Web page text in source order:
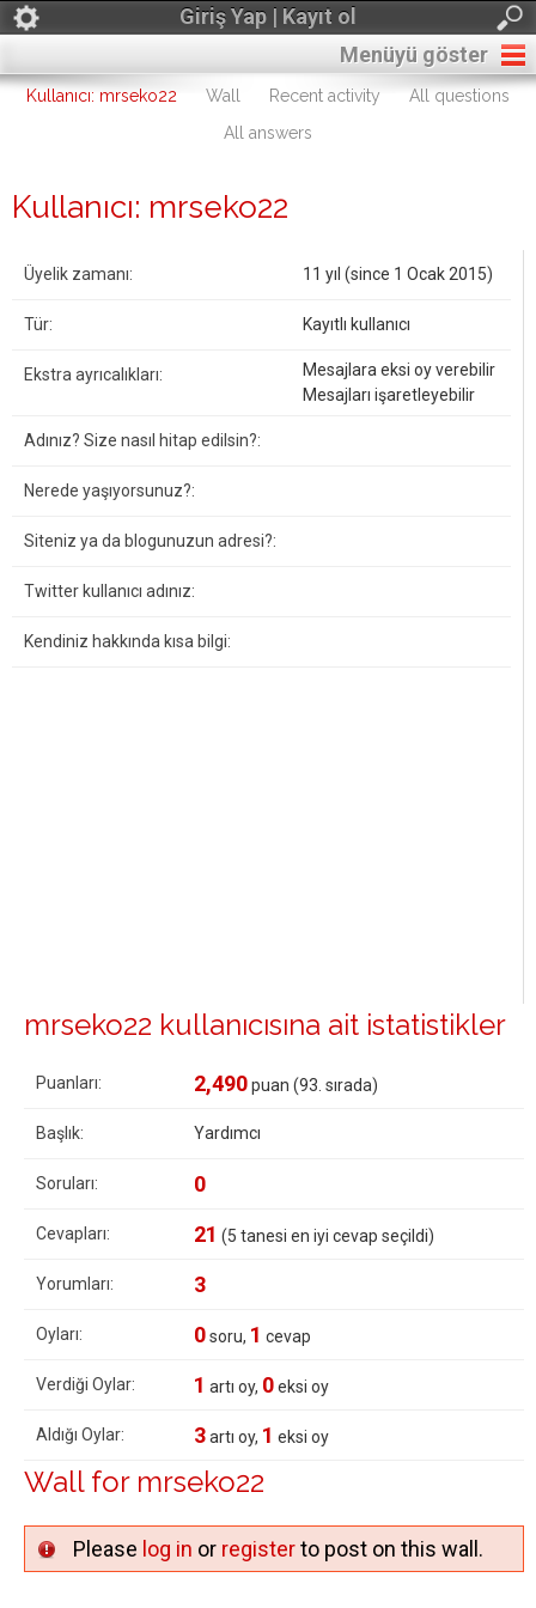
Giriş Yap | Kayıt ol
Menüyü göster
Kullanıcı: mrseko22 Wall Recent activity
All questions
All answers
Kullanıcı: mrseko22
Üyelik zamanı: 11 yıl (since 1 Ocak 2015)
Tür: Kayıtlı kullanıcı
Ekstra ayrıcalıkları:
Mesajlara eksi oy verebilir
Mesajları işaretleyebilir
Adınız? Size nasıl hitap edilsin?:
Nerede yaşıyorsunuz?:
Siteniz ya da blogunuzun adresi?:
Twitter kullanıcı adınız:
Kendiniz hakkında kısa bilgi:
mrseko22 kullanıcısına ait istatistikler
Puanları: 2,490puan (93 . sırada)
Başlık: Yardımcı
Soruları: 0
Cevapları: 21 (5 tanesi en iyi cevap seçildi)
Yorumları: 3
Oyları: 0soru, 1 cevap
Verdiği Oylar: 1 artı oy, 0eksi oy
Aldığı Oylar: 3artı oy, 1 eksi oy
Wall for mrseko22
Please log in or registerto post on this wall.